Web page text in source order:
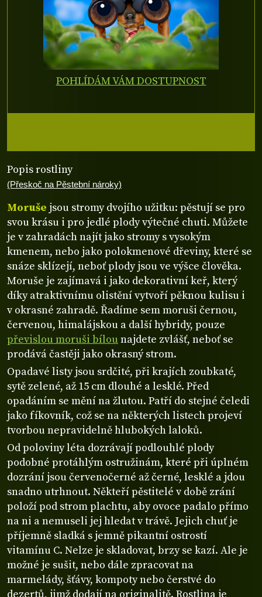
Popis rostliny
(Přeskoč na Pěstební nároky)
Moruše jsou stromy dvojího užitku: pěstují se pro
svou krásu i pro jedlé plody výtečné chuti. Můžete
je v zahradách najít jako stromy s vysokým
kmenem, nebo jako polokmenové dřeviny, které se
snáze sklízejí, neboť plody jsou ve výšce člověka.
Moruše je zajímavá i jako dekorativní keř, který
díky atraktivnímu olistění vytvoří pěknou kulisu i
v okrasné zahradě. Řadíme sem moruši černou,
červenou, himalájskou a další hybridy, pouze
převislou moruši bílou najdete zvlášť, neboť se
prodává častěji jako okrasný strom.
Opadavé listy jsou srdčité, při krajích zoubkaté,
sytě zelené, až 15 cm dlouhé a lesklé. Před
opadáním se mění na žlutou. Patří do stejné čeledi
jako fíkovník, což se na některých listech projeví
tvorbou nepravidelně hlubokých laloků.
Od poloviny léta dozrávají podlouhlé plody
podobné protáhlým ostružinám, které při úplném
dozrání jsou červenočerné až černé, lesklé a jdou
snadno utrhnout. Někteří pěstitelé v době zrání
položí pod strom plachtu, aby ovoce padalo přímo
na ni a nemuseli jej hledat v trávě. Jejich chuť je
příjemně sladká s jemně pikantní ostrostí
vitamínu C. Nelze je skladovat, brzy se kazí. Ale je
možné je sušit, nebo dále zpracovat na
marmelády, šťávy, kompoty nebo čerstvé do
POHLÍDÁM VÁM DOSTUPNOST